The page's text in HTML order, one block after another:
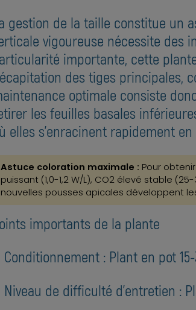
gestion de la taille constitue un
vigoureuse nécessite des
importante, cette
des tiges principales,
optimale consiste
les feuilles basales
elles s'enracinent rapidement
Astuce coloration maximale : Pour
puissant (1,0-1,2 W/L), CO2 élevé stable
nouvelles pousses apicales développent
importants de la plante
Conditionnement : Plant en pot
Niveau de difficulté d'entretien :